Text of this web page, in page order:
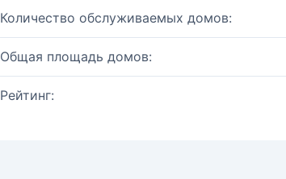
Количество обслуживаемых домов:
Общая площадь домов:
Рейтинг: